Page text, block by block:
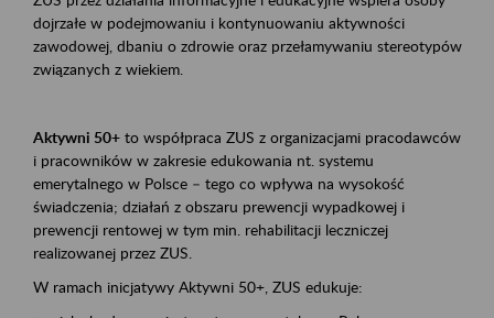
dojrzałe w podejmowaniu i kontynuowaniu aktywności
zawodowej, dbaniu o zdrowie oraz przełamywaniu stereotypów
związanych z wiekiem.
Aktywni 50+ to współpraca ZUS z organizacjami pracodawców
i pracowników w zakresie edukowania nt. systemu
emerytalnego w Polsce – tego co wpływa na wysokość
świadczenia; działań z obszaru prewencji wypadkowej i
prewencji rentowej w tym min. rehabilitacji leczniczej
realizowanej przez ZUS.
W ramach inicjatywy Aktywni 50+, ZUS edukuje: